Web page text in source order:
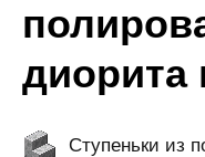
диорита
Ступеньки из